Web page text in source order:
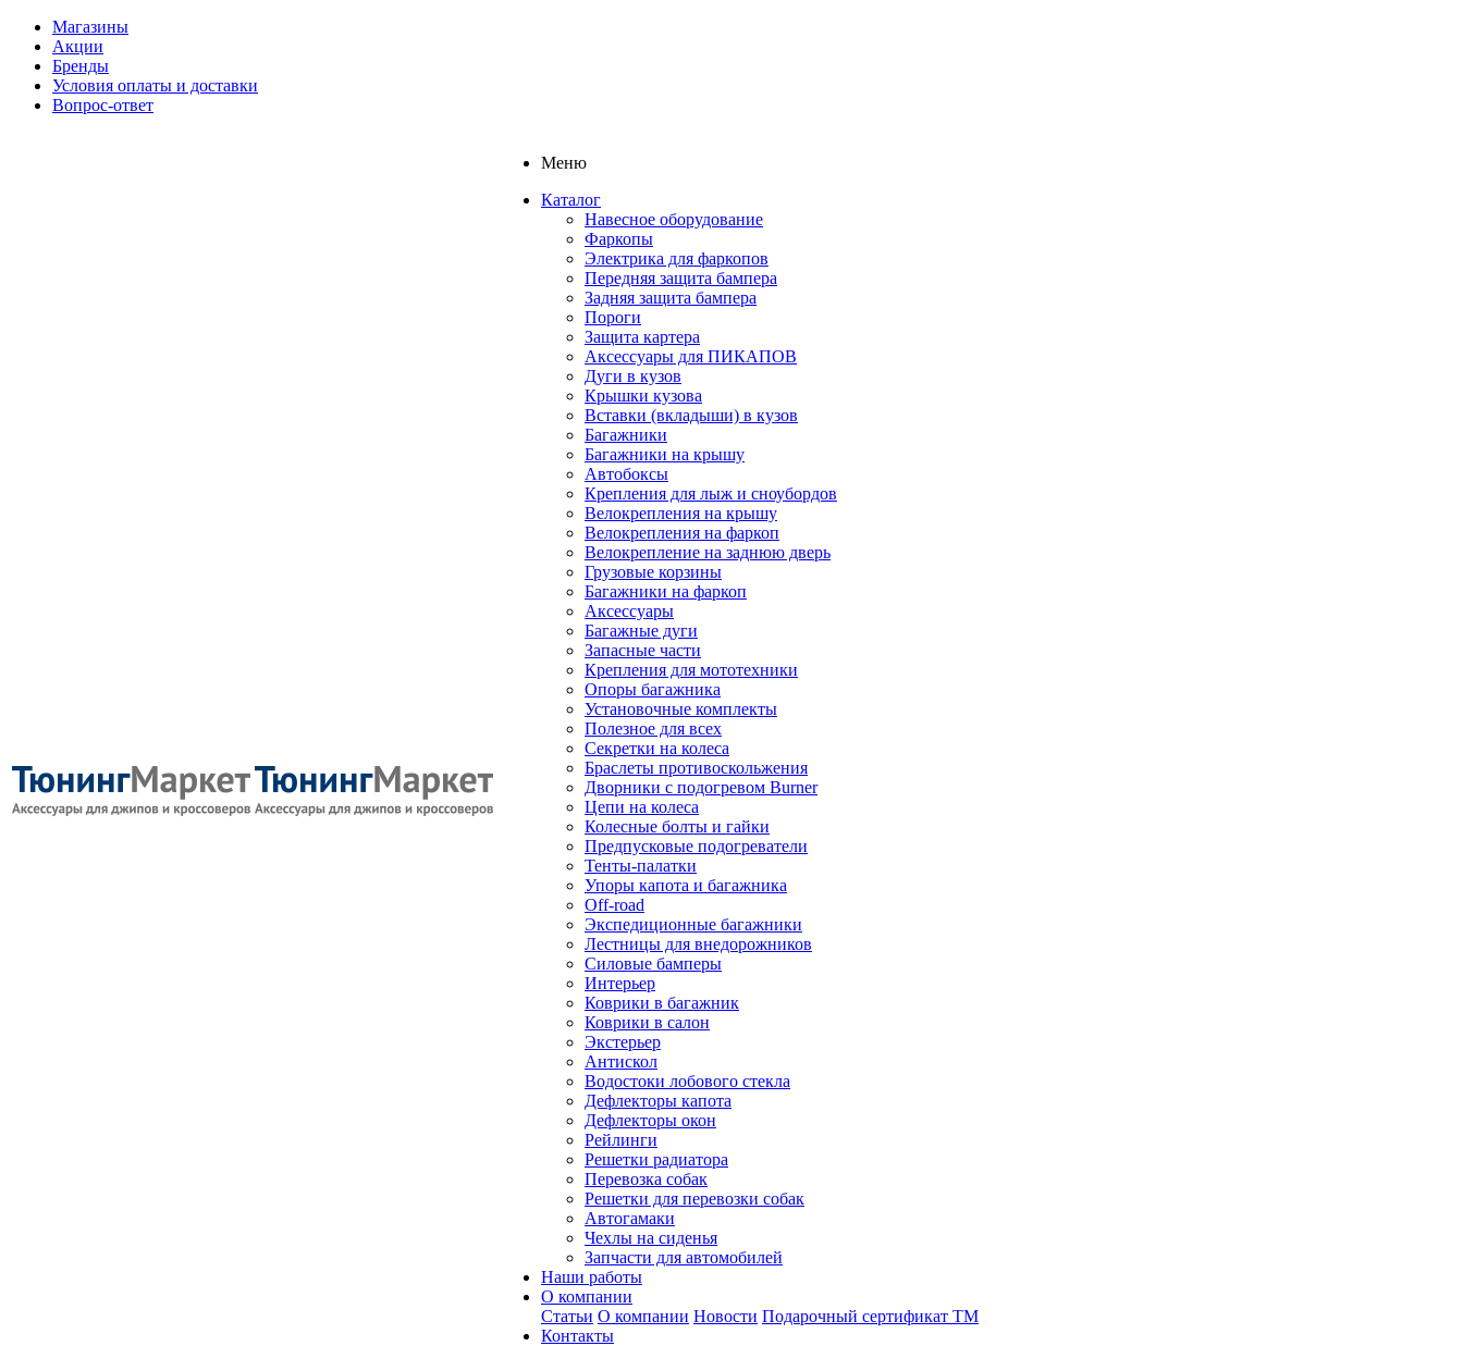
Магазины
Акции
Бренды
Условия оплаты и доставки
Вопрос-ответ
Меню
Каталог
Навесное оборудование
Фаркопы
Электрика для фаркопов
Передняя защита бампера
Задняя защита бампера
Пороги
Защита картера
Аксессуары для ПИКАПОВ
Дуги в кузов
Крышки кузова
Вставки (вкладыши) в кузов
Багажники
Багажники на крышу
Автобоксы
Крепления для лыж и сноубордов
Велокрепления на крышу
Велокрепления на фаркоп
Велокрепление на заднюю дверь
Грузовые корзины
Багажники на фаркоп
Аксессуары
Багажные дуги
Запасные части
Крепления для мототехники
Опоры багажника
Установочные комплекты
Полезное для всех
Секретки на колеса
Браслеты противоскольжения
Дворники с подогревом Burner
Цепи на колеса
Колесные болты и гайки
Предпусковые подогреватели
Тенты-палатки
Упоры капота и багажника
Off-road
Экспедиционные багажники
Лестницы для внедорожников
Силовые бамперы
Интерьер
Коврики в багажник
Коврики в салон
Экстерьер
Антискол
Водостоки лобового стекла
Дефлекторы капота
Дефлекторы окон
Рейлинги
Решетки радиатора
Перевозка собак
Решетки для перевозки собак
Автогамаки
Чехлы на сиденья
Запчасти для автомобилей
Наши работы
О компании
Статьи О компании Новости Подарочный сертификат ТМ
Контакты